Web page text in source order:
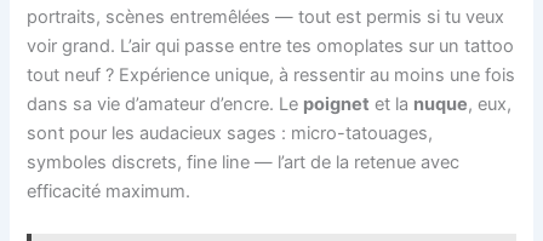
portraits, scènes entremêlées — tout est permis si tu veux
voir grand. L’air qui passe entre tes omoplates sur un tattoo
tout neuf ? Expérience unique, à ressentir au moins une fois
dans sa vie d’amateur d’encre. Le poignet et la nuque, eux,
sont pour les audacieux sages : micro-tatouages,
symboles discrets, fine line — l’art de la retenue avec
efficacité maximum.